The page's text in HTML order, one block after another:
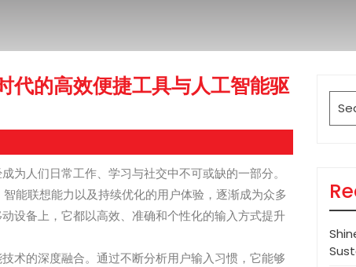
代的高效便捷工具与人工智能驱
为人们日常工作、学习与社交中不可或缺的一部分。
联想能力以及持续优化的用户体验，逐渐成为众多
设备上，它都以高效、准确和个性化的输入方式提升
术的深度融合。通过不断分析用户输入习惯，它能够
for: